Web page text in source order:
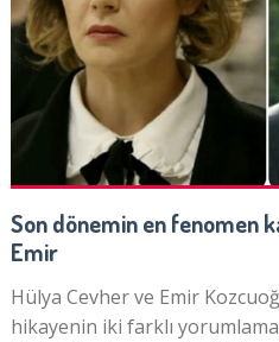
Son dönemin en fenomen
Emir
Hülya Cevher ve Emir
hikayenin iki farklı